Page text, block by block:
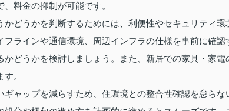
料金の抑制が可能です。
かどうかを判断するためには、利便性やセキュリティ
フラインや通信環境、周辺インフラの仕様を事前に確
かどうかを検討しましょう。また、新居での家具・家
。
ャップを減らすため、住環境との整合性確認を怠ら